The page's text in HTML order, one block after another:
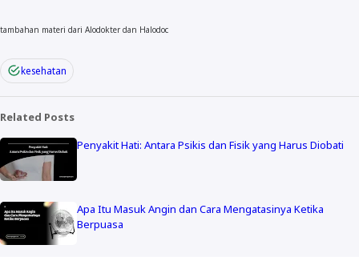
tambahan materi dari Alodokter dan Halodoc
kesehatan
Related Posts
Penyakit Hati: Antara Psikis dan Fisik yang Harus Diobati
Apa Itu Masuk Angin dan Cara Mengatasinya Ketika
Berpuasa